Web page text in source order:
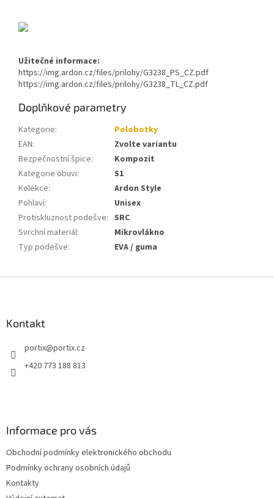
Užitečné informace:
https://img.ardon.cz/files/prilohy/G3238_PS_CZ.pdf
https://img.ardon.cz/files/prilohy/G3238_TL_CZ.pdf
Doplňkové parametry
Kategorie:
Polobotky
EAN:
Zvolte variantu
Bezpečnostní špice:
Kompozit
Kategorie obuvi:
S1
Kolekce:
Ardon Style
Pohlaví:
Unisex
Protiskluznost podešve: SRC
Svrchní materiál:
Mikrovlákno
Typ podešve: EVA / guma
Kontakt
portix@portix.cz
+420 773 188 813
Informace pro vás
Obchodní podmínky elektronického obchodu
Podmínky ochrany osobních údajů
Kontakty